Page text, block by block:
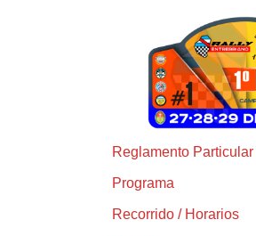
Reglamento Particular
Programa
Recorrido / Horarios